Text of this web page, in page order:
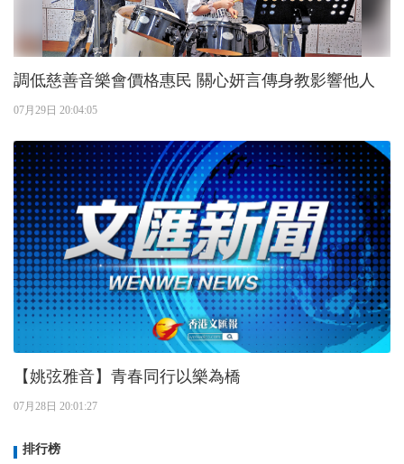
調低慈善音樂會價格惠民 關心妍言傳身教影響他人
07月29日 20:04:05
【姚弦雅音】青春同行以樂為橋
07月28日 20:01:27
排行榜